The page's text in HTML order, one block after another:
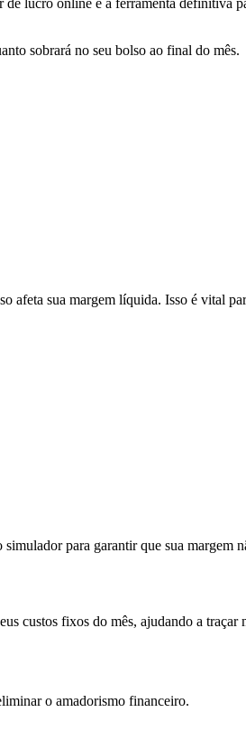
lucro online é a ferramenta definitiva
sobrará no seu bolso ao final do mês.
afeta sua margem líquida. Isso é vital
para garantir que sua margem
custos fixos do mês, ajudando a traçar
o amadorismo financeiro.